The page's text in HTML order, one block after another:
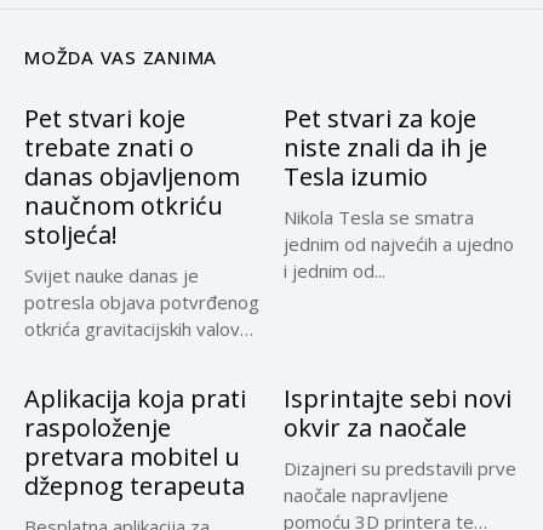
MOŽDA VAS ZANIMA
Pet stvari koje
trebate znati o
danas objavljenom
naučnom otkriću
stoljeća!
Svijet nauke danas je
potresla objava potvrđenog
otkrića gravitacijskih valova
Pet stvari za koje
niste znali da ih je
Tesla izumio
Nikola Tesla se smatra
jednim od najvećih a ujedno
i jednim od...
Aplikacija koja prati
raspoloženje
pretvara mobitel u
džepnog terapeuta
Isprintajte sebi novi
okvir za naočale
Dizajneri su predstavili prve
naočale napravljene
pomoću 3D printera te